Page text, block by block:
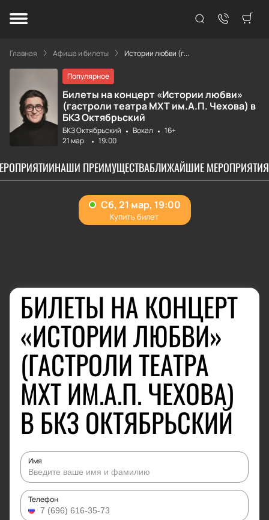
Главная Афиша и билеты Истории любви (г...
Популярное
Билеты на концерт «Истории любви»
(гастроли театра МХТ им.А.П. Чехова) в
БКЗ Октябрьский
БКЗ Октябрьский Вокал
16+
21 мар.
19:00
НАШИ ПРЕИМУЩЕСТВАБЛИЖАЙШИЕ МЕРОПРИЯТИЯ
БИЛЕТЫ НА КОНЦЕРТ
«ИСТОРИИ ЛЮБВИ»
(ГАСТРОЛИ ТЕАТРА
МХТ ИМ.А.П. ЧЕХОВА)
В БКЗ ОКТЯБРЬСКИЙ
Имя
Телефон